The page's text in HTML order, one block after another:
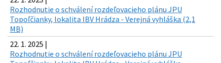
Rozhodnutie o schválení rozdeľovacieho plánu JPU
Topoľčianky, lokalita IBV Hrádza - Verejná vyhláška (2,1
MB)
22. 1. 2025 |
Rozhodnutie o schválení rozdeľovacieho plánu JPU